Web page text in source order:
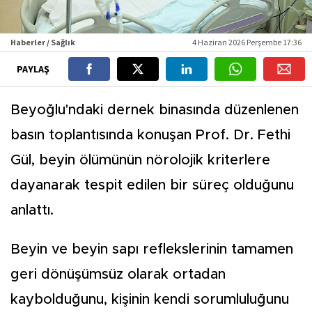
Haberler / Sağlık 4 Haziran 2026 Perşembe 17:36
PAYLAŞ
Beyoğlu'ndaki dernek binasında düzenlenen
basın toplantısında konuşan Prof. Dr. Fethi
Gül, beyin ölümünün nörolojik kriterlere
dayanarak tespit edilen bir süreç olduğunu
anlattı.
Beyin ve beyin sapı reflekslerinin tamamen
geri dönüşümsüz olarak ortadan
kaybolduğunu, kişinin kendi sorumluluğunu